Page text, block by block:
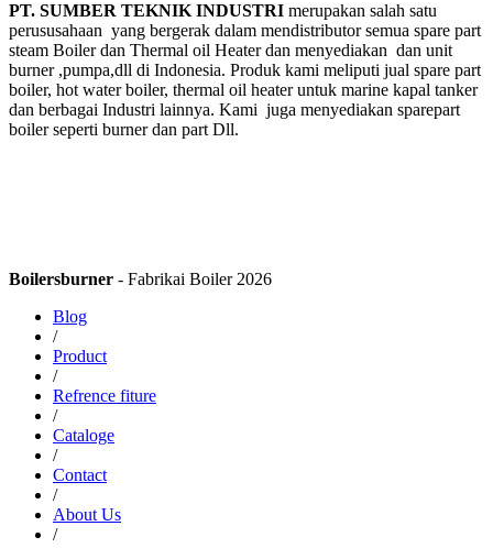
PT. SUMBER TEKNIK INDUSTRI merupakan salah satu
perususahaan yang bergerak dalam mendistributor semua spare part
steam Boiler dan Thermal oil Heater dan menyediakan dan unit
burner ,pumpa,dll di Indonesia. Produk kami meliputi jual spare part
boiler, hot water boiler, thermal oil heater untuk marine kapal tanker
dan berbagai Industri lainnya. Kami juga menyediakan sparepart
boiler seperti burner dan part Dll.
Boilersburner - Fabrikai Boiler 2026
Blog
/
Product
/
Refrence fiture
/
Cataloge
/
Contact
/
About Us
/